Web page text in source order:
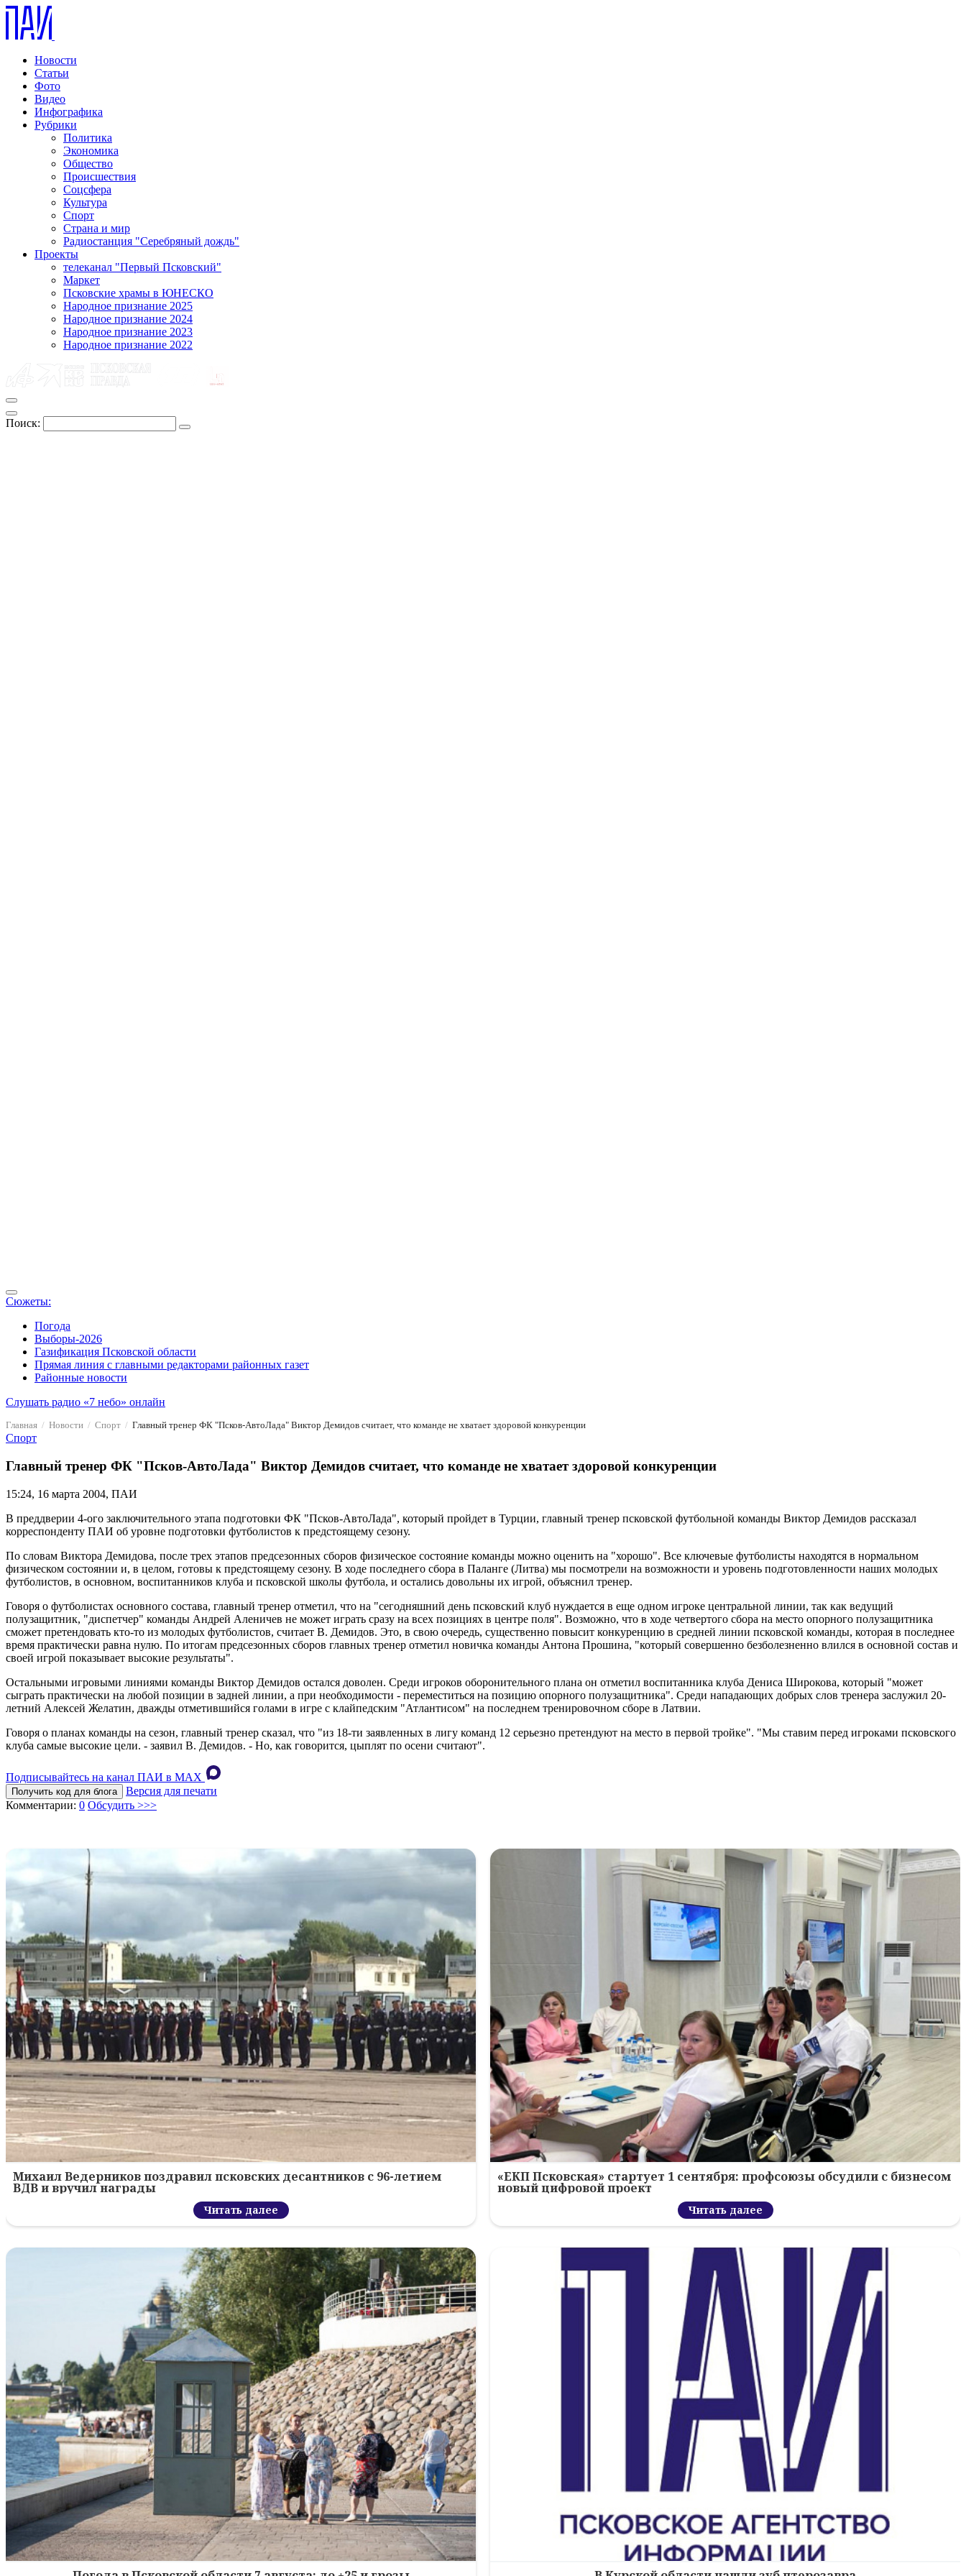
Новости
Статьи
Фото
Видео
Инфографика
Рубрики
Политика
Экономика
Общество
Происшествия
Соцсфера
Культура
Спорт
Страна и мир
Радиостанция "Серебряный дождь"
Проекты
телеканал "Первый Псковский"
Маркет
Псковские храмы в ЮНЕСКО
Народное признание 2025
Народное признание 2024
Народное признание 2023
Народное признание 2022
Поиск:
Сюжеты:
Погода
Выборы-2026
Газификация Псковской области
Прямая линия с главными редакторами районных газет
Районные новости
Слушать радио «7 небо» онлайн
Главная Новости Спорт Главный тренер ФК "Псков-АвтоЛада" Виктор Демидов считает, что команде не хватает здоровой конкуренции
Спорт
Главный тренер ФК "Псков-АвтоЛада" Виктор Демидов считает, что команде не хватает здоровой конкуренции
15:24, 16 марта 2004, ПАИ
В преддверии 4-ого заключительного этапа подготовки ФК "Псков-АвтоЛада", который пройдет в Турции, главный тренер псковской футбольной команды Виктор Демидов рассказал
корреспонденту ПАИ об уровне подготовки футболистов к предстоящему сезону.
По словам Виктора Демидова, после трех этапов предсезонных сборов физическое состояние команды можно оценить на "хорошо". Все ключевые футболисты находятся в нормальном
физическом состоянии и, в целом, готовы к предстоящему сезону. В ходе последнего сбора в Паланге (Литва) мы посмотрели на возможности и уровень подготовленности наших молодых
футболистов, в основном, воспитанников клуба и псковской школы футбола, и остались довольны их игрой, объяснил тренер.
Говоря о футболистах основного состава, главный тренер отметил, что на "сегодняшний день псковский клуб нуждается в еще одном игроке центральной линии, так как ведущий
полузащитник, "диспетчер" команды Андрей Аленичев не может играть сразу на всех позициях в центре поля". Возможно, что в ходе четвертого сбора на место опорного полузащитника
сможет претендовать кто-то из молодых футболистов, считает В. Демидов. Это, в свою очередь, существенно повысит конкуренцию в средней линии псковской команды, которая в последнее
время практически равна нулю. По итогам предсезонных сборов главных тренер отметил новичка команды Антона Прошина, "который совершенно безболезненно влился в основной состав и
своей игрой показывает высокие результаты".
Остальными игровыми линиями команды Виктор Демидов остался доволен. Среди игроков оборонительного плана он отметил воспитанника клуба Дениса Широкова, который "может
сыграть практически на любой позиции в задней линии, а при необходимости - переместиться на позицию опорного полузащитника". Среди нападающих добрых слов тренера заслужил 20-
летний Алексей Желатин, дважды отметившийся голами в игре с клайпедским "Атлантисом" на последнем тренировочном сборе в Латвии.
Говоря о планах команды на сезон, главный тренер сказал, что "из 18-ти заявленных в лигу команд 12 серьезно претендуют на место в первой тройке". "Мы ставим перед игроками псковского
клуба самые высокие цели. - заявил В. Демидов. - Но, как говорится, цыплят по осени считают".
Подписывайтесь на канал ПАИ в MAХ
Получить код для блога
Версия для печати
Комментарии: 0 Обсудить >>>
Михаил Ведерников поздравил псковских десантников с 96-летием
ВДВ и вручил награды
Читать далее
«ЕКП Псковская» стартует 1 сентября: профсоюзы обсудили с бизнесом
новый цифровой проект
Читать далее